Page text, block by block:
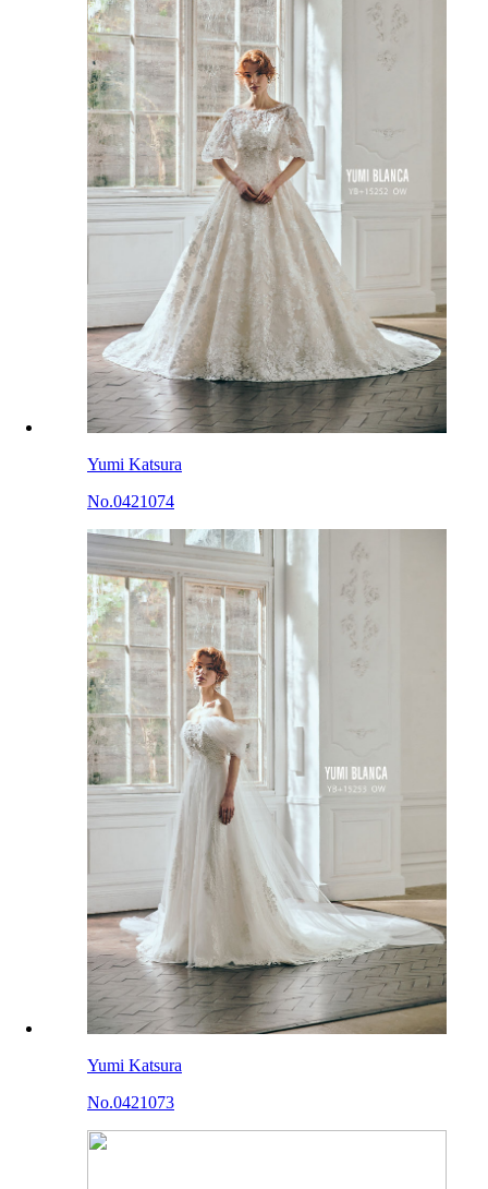
Yumi Katsura
No.0421074
Yumi Katsura
No.0421073